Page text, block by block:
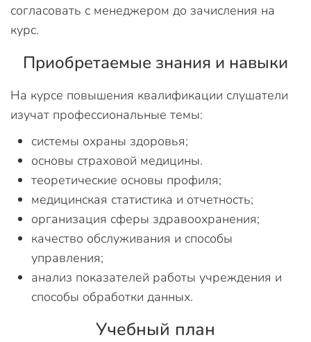
согласовать с менеджером до зачисления на
курс.
Приобретаемые знания и навыки
На курсе повышения квалификации слушатели
изучат профессиональные темы:
системы охраны здоровья;
основы страховой медицины.
теоретические основы профиля;
медицинская статистика и отчетность;
организация сферы здравоохранения;
качество обслуживания и способы
управления;
анализ показателей работы учреждения и
способы обработки данных.
Учебный план